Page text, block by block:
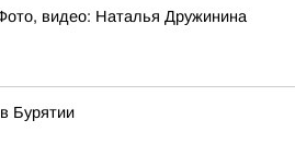
видео: Наталья Дружинина
Бурятии